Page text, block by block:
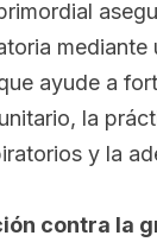
mediante
ayude a
la
y la
contra la